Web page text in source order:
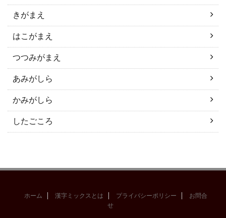
きがまえ
はこがまえ
つつみがまえ
あみがしら
かみがしら
したごころ
ホーム 漢字ミックスとは プライバシーポリシー
お問合
せ